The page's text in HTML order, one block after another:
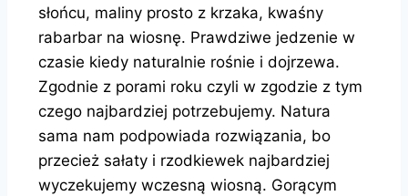
słońcu, maliny prosto z krzaka, kwaśny
rabarbar na wiosnę. Prawdziwe jedzenie w
czasie kiedy naturalnie rośnie i dojrzewa.
Zgodnie z porami roku czyli w zgodzie z tym
czego najbardziej potrzebujemy. Natura
sama nam podpowiada rozwiązania, bo
przecież sałaty i rzodkiewek najbardziej
wyczekujemy wczesną wiosną. Gorącym